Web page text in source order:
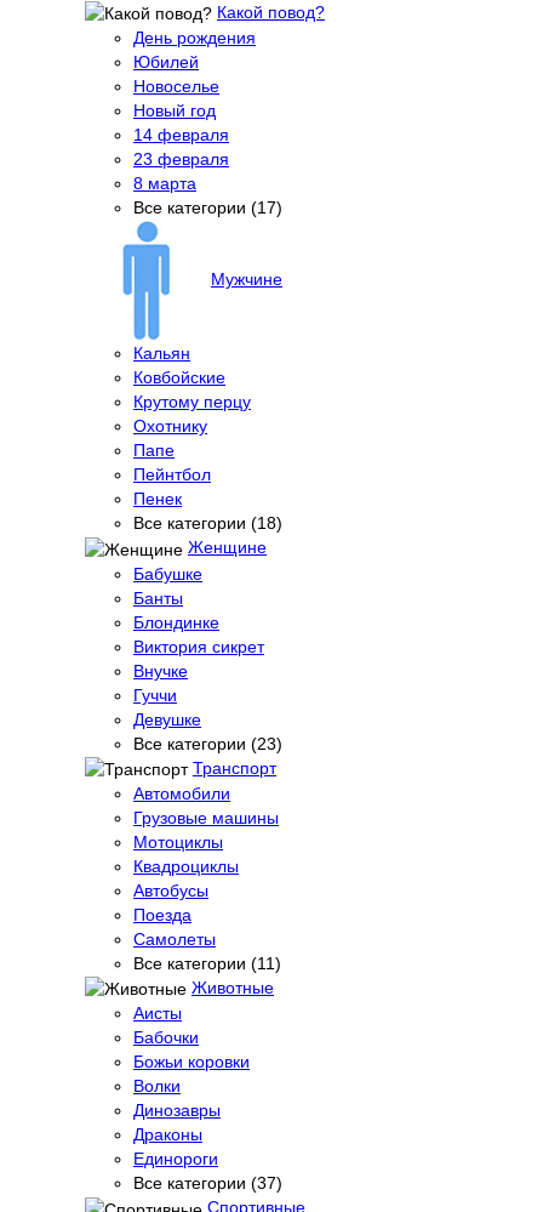
Какой повод?
День рождения
Юбилей
Новоселье
Новый год
14 февраля
23 февраля
8 марта
Все категории (17)
Мужчине
Кальян
Ковбойские
Крутому перцу
Охотнику
Папе
Пейнтбол
Пенек
Все категории (18)
Женщине
Бабушке
Банты
Блондинке
Виктория сикрет
Внучке
Гуччи
Девушке
Все категории (23)
Транспорт
Автомобили
Грузовые машины
Мотоциклы
Квадроциклы
Автобусы
Поезда
Самолеты
Все категории (11)
Животные
Аисты
Бабочки
Божьи коровки
Волки
Динозавры
Драконы
Единороги
Все категории (37)
Спортивные